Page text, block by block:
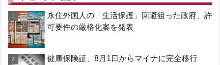
永住外国人の「生活保護」回避狙った政府、許
可要件の厳格化案を発表
健康保険証、8月1日からマイナに完全移行